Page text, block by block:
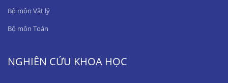
Bộ môn Vật lý
Bộ môn Toán
NGHIÊN CỨU KHOA HỌC